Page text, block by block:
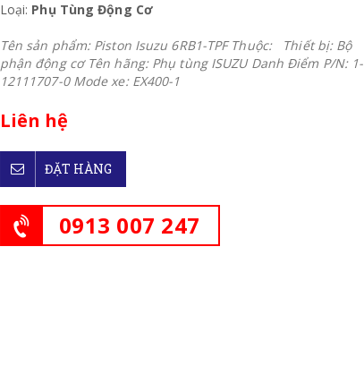
Loại: Phụ Tùng Động Cơ
Tên sản phẩm: Piston Isuzu 6RB1-TPF Thuộc: Thiết bị: Bộ
phận động cơ Tên hãng: Phụ tùng ISUZU Danh Điểm P/N: 1-
12111707-0 Mode xe: EX400-1
Liên hệ
ĐẶT HÀNG
0913 007 247